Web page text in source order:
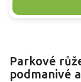
Parkové
podmanivé